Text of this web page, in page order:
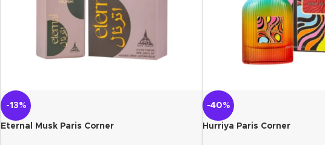
-13%
Eternal Musk Paris Corner
-40%
Hurriya Paris Corner